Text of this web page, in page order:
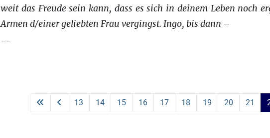
weit das Freude sein kann, dass es sich in deinem Leben noch
Armen d/einer geliebten Frau vergingst. Ingo, bis dann –
--
13 14 15 16 17 18 19 20 21